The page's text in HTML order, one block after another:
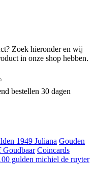
Zoek hieronder en wij
in onze shop hebben.
bestellen 30 dagen
1949 Juliana Gouden
Goudbaar Coincards
gulden michiel de ruyter